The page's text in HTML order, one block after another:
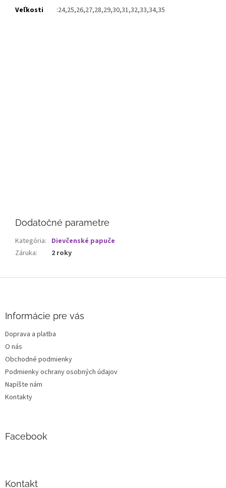
Veľkosti
:24,25,26,27,28,29,30,31,32,33,34,35
Dodatočné parametre
Kategória: Dievčenské papuče
Záruka: 2 roky
e
Informácie pre vás
Doprava a platba
O nás
Obchodné podmienky
Podmienky ochrany osobných údajov
Napíšte nám
Kontakty
Facebook
Kontakt